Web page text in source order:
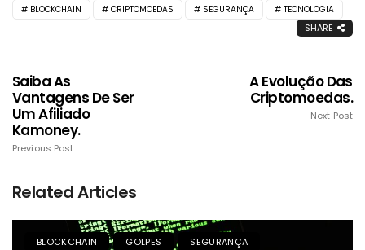
BLOCKCHAIN CRIPTOMOEDAS SEGURANÇA TECNOLOGIA
SHARE
Saiba As
Vantagens De Ser
Um Afiliado
Kamoney.
Previous Post
A Evolução Das
Criptomoedas.
Next Post
Related Articles
BLOCKCHAIN GOLPES SEGURANÇA